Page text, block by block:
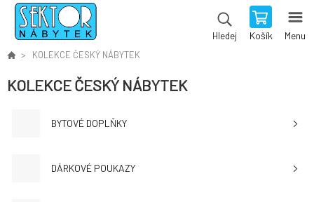
Hledej Košík Menu
KOLEKCE ČESKÝ NÁBYTEK
KOLEKCE ČESKÝ NÁBYTEK
BYTOVÉ DOPLŇKY
DÁRKOVÉ POUKAZY